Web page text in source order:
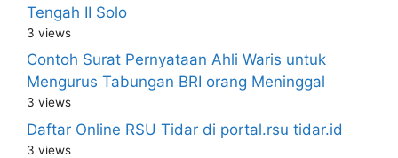
Tengah II Solo
3 views
Contoh Surat Pernyataan Ahli Waris untuk
Mengurus Tabungan BRI orang Meninggal
3 views
Daftar Online RSU Tidar di portal.rsu tidar.id
3 views